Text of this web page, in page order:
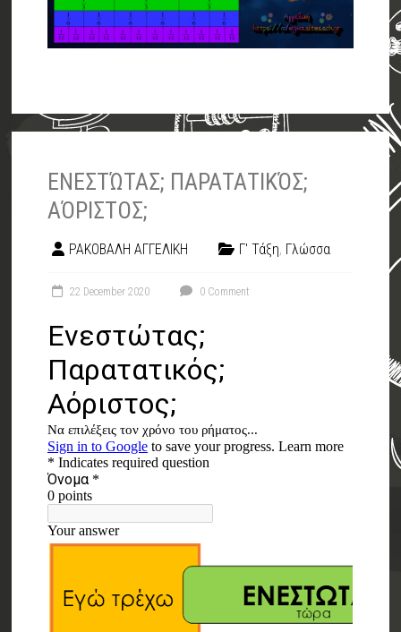
ΕΝΕΣΤΏΤΑΣ; ΠΑΡΑΤΑΤΙΚΌΣ;
ΑΌΡΙΣΤΟΣ;
ΡΑΚΟΒΑΛΗ ΑΓΓΕΛΙΚΗ Γ' Τάξη, Γλώσσα
22 December 2020 0 Comment